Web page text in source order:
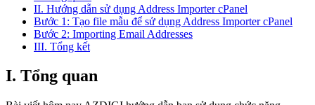
II. Hướng dẫn sử dụng Address Importer cPanel
Bước 1: Tạo file mẫu để sử dụng Address Importer cPanel
Bước 2: Importing Email Addresses
III. Tổng kết
I. Tổng quan